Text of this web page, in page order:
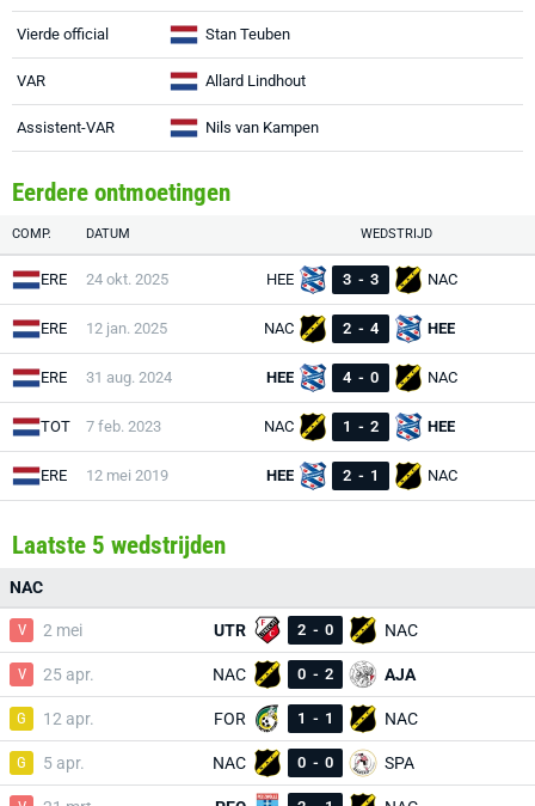
Vierde official Stan Teuben
VAR Allard Lindhout
Assistent-VAR Nils van Kampen
Eerdere ontmoetingen
COMP. DATUM WEDSTRIJD
ERE 24 okt. 2025 HEE 3 - 3 NAC
ERE 12 jan. 2025 NAC 2 - 4 HEE
ERE 31 aug. 2024 HEE 4 - 0 NAC
TOT 7 feb. 2023 NAC 1 - 2 HEE
ERE 12 mei 2019 HEE 2 - 1 NAC
Laatste 5 wedstrijden
NAC
V 2 mei UTR 2 - 0 NAC
V 25 apr. NAC 0 - 2 AJA
G 12 apr. FOR 1 - 1 NAC
G 5 apr. NAC 0 - 0 SPA